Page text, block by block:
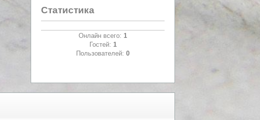
Статистика
Онлайн всего: 1
Гостей: 1
Пользователей: 0